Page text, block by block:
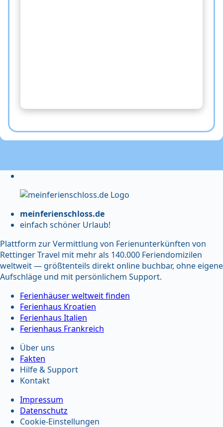
meinferienschloss.de
einfach schöner Urlaub!
Plattform zur Vermittlung von Ferienunterkünften von
Rettinger Travel mit mehr als 140.000 Feriendomizilen
weltweit — größtenteils direkt online buchbar, ohne eigene
Aufschläge und mit persönlichem Support.
Ferienhäuser weltweit finden
Ferienhaus Kroatien
Ferienhaus Italien
Ferienhaus Frankreich
Über uns
Fakten
Hilfe & Support
Kontakt
Impressum
Datenschutz
Cookie-Einstellungen